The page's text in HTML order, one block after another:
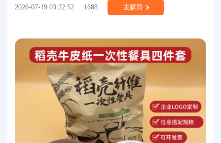
2026-07-19 03:22:52 1688 去購買